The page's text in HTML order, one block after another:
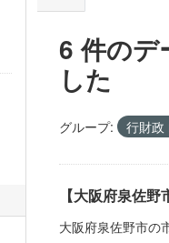
6 件のデ
した
グループ: 行財政
【大阪府泉佐
大阪府泉佐野市の